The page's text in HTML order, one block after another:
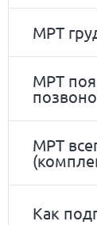
МРТ
МРТ
МРТ
Как